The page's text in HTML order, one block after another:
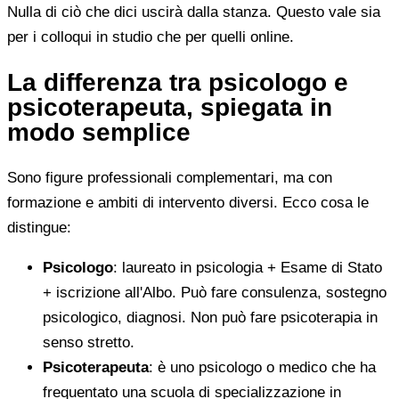
Nulla di ciò che dici uscirà dalla stanza. Questo vale sia
per i colloqui in studio che per quelli online.
La differenza tra psicologo e
psicoterapeuta, spiegata in
modo semplice
Sono figure professionali complementari, ma con
formazione e ambiti di intervento diversi. Ecco cosa le
distingue:
Psicologo: laureato in psicologia + Esame di Stato
+ iscrizione all'Albo. Può fare consulenza, sostegno
psicologico, diagnosi. Non può fare psicoterapia in
senso stretto.
Psicoterapeuta: è uno psicologo o medico che ha
frequentato una scuola di specializzazione in